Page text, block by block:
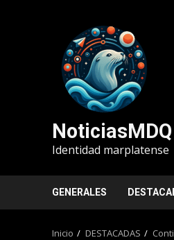
NoticiasMDQ
Identidad marplatense
GENERALES
Inicio DESTACADAS